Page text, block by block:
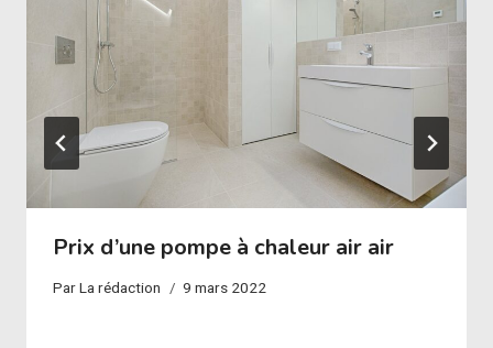
Prix d’une pompe à chaleur air air
ParLa rédaction 9 mars 2022